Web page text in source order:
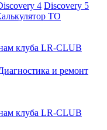
4 Discovery 5
ТО
клуба LR-CLUB
и ремонт
клуба LR-CLUB